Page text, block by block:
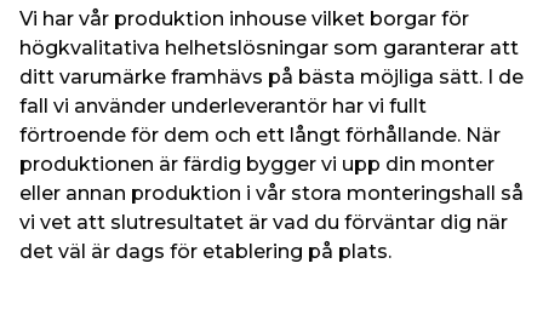
Vi har vår produktion inhouse vilket borgar för
högkvalitativa helhetslösningar som garanterar att
ditt varumärke framhävs på bästa möjliga sätt. I de
fall vi använder underleverantör har vi fullt
förtroende för dem och ett långt förhållande. När
produktionen är färdig bygger vi upp din monter
eller annan produktion i vår stora monteringshall så
vi vet att slutresultatet är vad du förväntar dig när
det väl är dags för etablering på plats.